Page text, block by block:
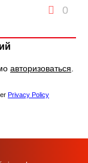
0
авторизоваться.
Privacy Policy